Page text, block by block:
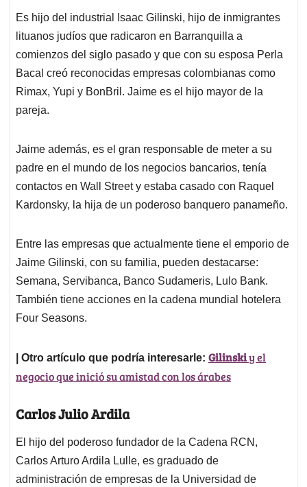
Es hijo del industrial Isaac Gilinski, hijo de inmigrantes
lituanos judíos que radicaron en Barranquilla a
comienzos del siglo pasado y que con su esposa Perla
Bacal creó reconocidas empresas colombianas como
Rimax, Yupi y BonBril. Jaime es el hijo mayor de la
pareja.
Jaime además, es el gran responsable de meter a su
padre en el mundo de los negocios bancarios, tenía
contactos en Wall Street y estaba casado con Raquel
Kardonsky, la hija de un poderoso banquero panameño.
Entre las empresas que actualmente tiene el emporio de
Jaime Gilinski, con su familia, pueden destacarse:
Semana, Servibanca, Banco Sudameris, Lulo Bank.
También tiene acciones en la cadena mundial hotelera
Four Seasons.
| Otro artículo que podría interesarle: Gilinskiy el
negocio que inició su amistad con los árabes
Carlos Julio Ardila
El hijo del poderoso fundador de la Cadena RCN,
Carlos Arturo Ardila Lulle, es graduado de
administración de empresas de la Universidad de